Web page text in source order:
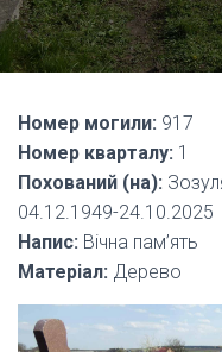
Номер могили: 917
Номер кварталу: 1
Похований (на):
04.12.1949-24.10.2025
Напис: Вічна пам’ять
Матеріал: Дерево